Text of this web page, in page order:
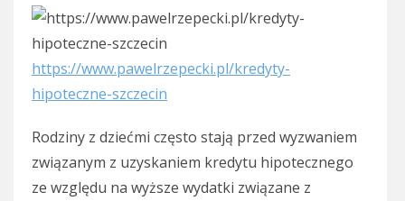
https://www.pawelrzepecki.pl/kredyty-
hipoteczne-szczecin
Rodziny z dziećmi często stają przed wyzwaniem
związanym z uzyskaniem kredytu hipotecznego
ze względu na wyższe wydatki związane z